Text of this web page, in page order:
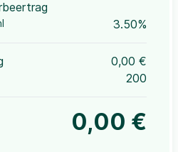
3.50%
0,00 €
200
0,00 €